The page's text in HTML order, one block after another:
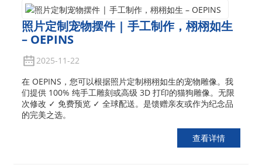
照片定制宠物摆件 | 手工制作，栩栩如生
– OEPINS
2025-11-22
在 OEPINS，您可以根据照片定制栩栩如生的宠物雕像。我
们提供 100% 纯手工雕刻或高级 3D 打印的猫狗雕像。无限
次修改 ✓ 免费预览 ✓ 全球配送。是馈赠亲友或作为纪念品
的完美之选。
查看详情